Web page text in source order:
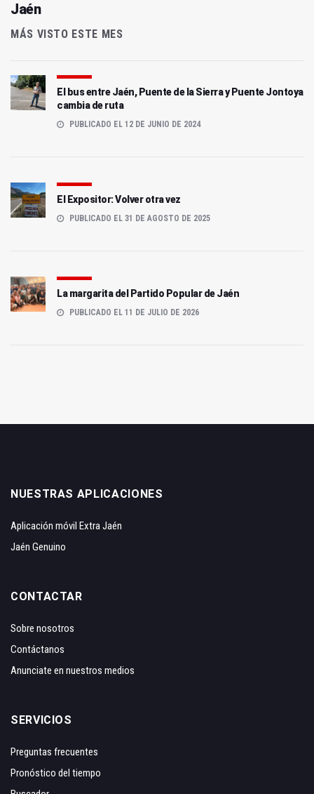
Jaén
MÁS VISTO ESTE MES
El bus entre Jaén, Puente de la Sierra y Puente Jontoya
cambia de ruta
PUBLICADO EL 12 DE JUNIO DE 2024
El Expositor: Volver otra vez
PUBLICADO EL 31 DE AGOSTO DE 2025
La margarita del Partido Popular de Jaén
PUBLICADO EL 11 DE JULIO DE 2026
NUESTRAS APLICACIONES
Aplicación móvil Extra Jaén
Jaén Genuino
CONTACTAR
Sobre nosotros
Contáctanos
Anunciate en nuestros medios
SERVICIOS
Preguntas frecuentes
Pronóstico del tiempo